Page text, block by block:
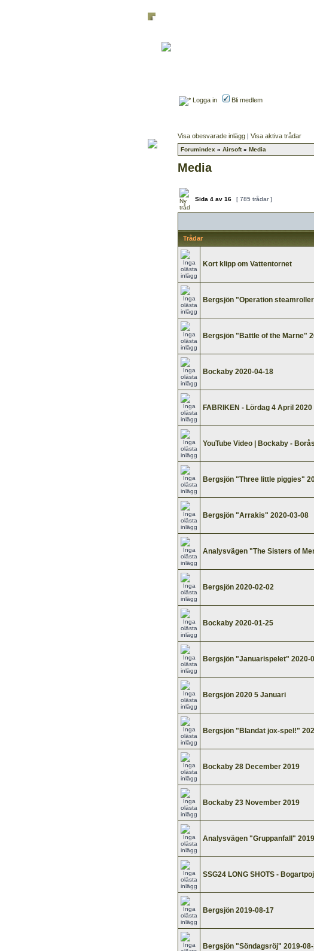
Logga in Bli medlem
Visa obesvarade inlägg | Visa aktiva trådar
Forumindex » Airsoft» Media
Media
Sida 4 av 16 [ 785 trådar ]
Trådar
Kort klipp om Vattentornet
Bergsjön "Operation
Bergsjön "Battle of the Marne"
Bockaby 2020-04-18
FABRIKEN - Lördag 4 April 2020
YouTube Video | Bockaby -
Bergsjön "Three little piggies"
Bergsjön "Arrakis" 2020-03-08
Analysvägen "The Sisters of
Bergsjön 2020-02-02
Bockaby 2020-01-25
Bergsjön "Januarispelet" 2020-
Bergsjön 2020 5 Januari
Bergsjön "Blandat jox-spel!"
Bockaby 28 December 2019
Bockaby 23 November 2019
Analysvägen "Gruppanfall"
SSG24 LONG SHOTS -
Bergsjön 2019-08-17
Bergsjön "Söndagsröj" 2019-08-